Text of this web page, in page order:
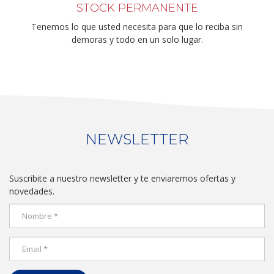
STOCK PERMANENTE
Tenemos lo que usted necesita para que lo reciba sin
demoras y todo en un solo lugar.
NEWSLETTER
Suscribite a nuestro newsletter y te enviaremos ofertas y
novedades.